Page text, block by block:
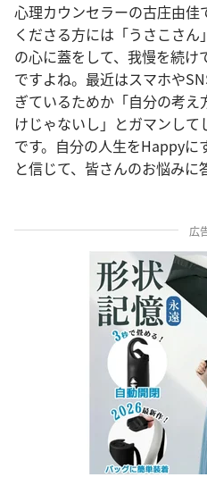
心理カウンセラーの古庄由佳
くださる方には「うさこさ
の心に蓋をして、我慢を続け
ですよね。最近はスマホや
ぎているためか「自分の考
けじゃないし」とガマンして
です。自分の人生をHappyに
と信じて、皆さんのお悩みに
広